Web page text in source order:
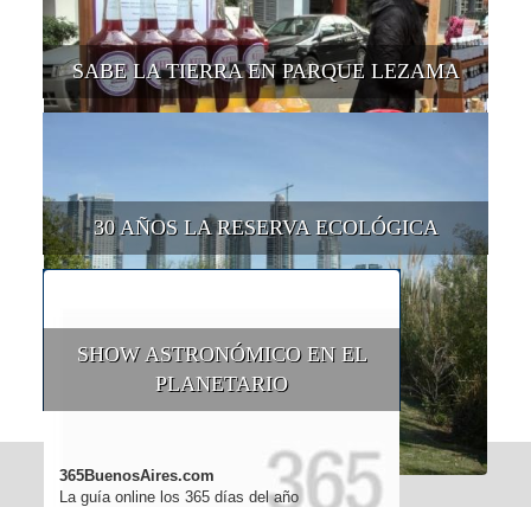
SABE LA TIERRA EN PARQUE LEZAMA
30 AÑOS LA RESERVA ECOLÓGICA
SHOW ASTRONÓMICO EN EL
PLANETARIO
365BuenosAires.com
La guía online los 365 días del año